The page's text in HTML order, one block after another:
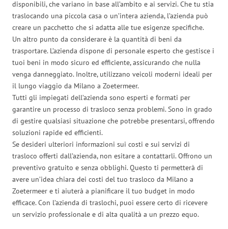
disponibili, che variano in base all’ambito e ai servizi. Che tu stia
traslocando una piccola casa o un’intera azienda, l’azienda può
creare un pacchetto che si adatta alle tue esigenze specifiche.
Un altro punto da considerare è la quantità di beni da
trasportare. L’azienda dispone di personale esperto che gestisce i
tuoi beni in modo sicuro ed efficiente, assicurando che nulla
venga danneggiato. Inoltre, utilizzano veicoli moderni ideali per
il lungo viaggio da Milano a Zoetermeer.
Tutti gli impiegati dell’azienda sono esperti e formati per
garantire un processo di trasloco senza problemi. Sono in grado
di gestire qualsiasi situazione che potrebbe presentarsi, offrendo
soluzioni rapide ed efficienti.
Se desideri ulteriori informazioni sui costi e sui servizi di
trasloco offerti dall’azienda, non esitare a contattarli. Offrono un
preventivo gratuito e senza obblighi. Questo ti permetterà di
avere un’idea chiara dei costi del tuo trasloco da Milano a
Zoetermeer e ti aiuterà a pianificare il tuo budget in modo
efficace. Con l’azienda di traslochi, puoi essere certo di ricevere
un servizio professionale e di alta qualità a un prezzo equo.